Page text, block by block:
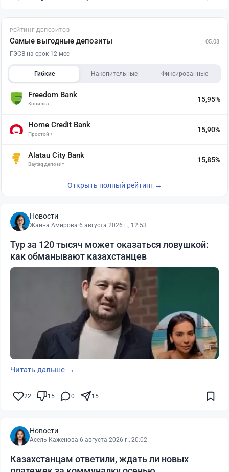
РЕЙТИНГ ДЕПОЗИТОВ
Самые выгодные депозиты 05.08
ГЭСВ на срок 12 мес
Гибкие Накопительные Фиксированные
Freedom Bank
Копилка
15,95%
Home Credit Bank
Простой +
15,90%
Alatau City Bank
Baytaq депозит
15,85%
Открыть полный рейтинг →
Новости
Жанна Амирова·6 августа 2026 г., 12:53
Тур за 120 тысяч может оказаться ловушкой:
как обманывают казахстанцев
Читать дальше →
22 15 0 15
Новости
Асель Каженова·6 августа 2026 г., 20:02
Казахстанцам ответили, ждать ли новых